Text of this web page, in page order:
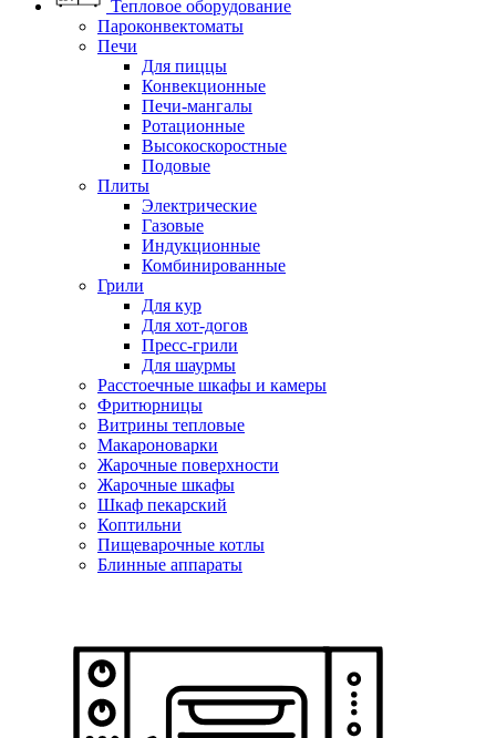
Тепловое оборудование
Пароконвектоматы
Печи
Для пиццы
Конвекционные
Печи-мангалы
Ротационные
Высокоскоростные
Подовые
Плиты
Электрические
Газовые
Индукционные
Комбинированные
Грили
Для кур
Для хот-догов
Пресс-грили
Для шаурмы
Расстоечные шкафы и камеры
Фритюрницы
Витрины тепловые
Макароноварки
Жарочные поверхности
Жарочные шкафы
Шкаф пекарский
Коптильни
Пищеварочные котлы
Блинные аппараты